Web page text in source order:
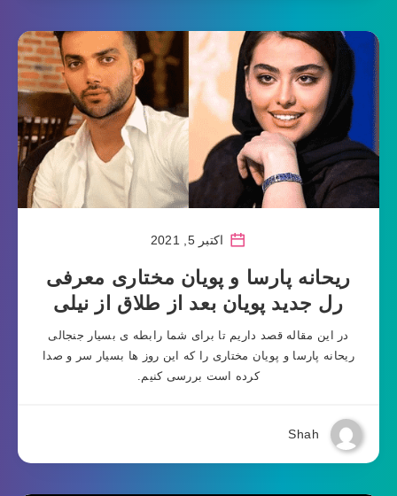
اکتبر 5, 2021
ریحانه پارسا و پویان مختاری معرفی
رل جدید پویان بعد از طلاق از نیلی
در این مقاله قصد داریم تا برای شما رابطه ی بسیار جنجالی
ریحانه پارسا و پویان مختاری را که این روز ها بسیار سر و صدا
کرده است بررسی کنیم.
Shah